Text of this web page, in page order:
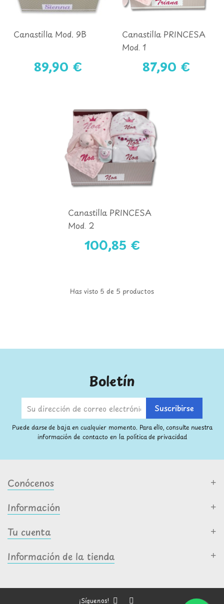
Canastilla Mod. 9B
89,90 €
Canastilla PRINCESA
Mod. 1
87,90 €
Canastilla PRINCESA
Mod. 2
100,85 €
Has visto 5 de 5 productos
Boletín
Puede darse de baja en cualquier momento. Para ello, consulte nuestra
información de contacto en la política de privacidad
Conócenos
Información
Tu cuenta
Información de la tienda
¡Síguenos!